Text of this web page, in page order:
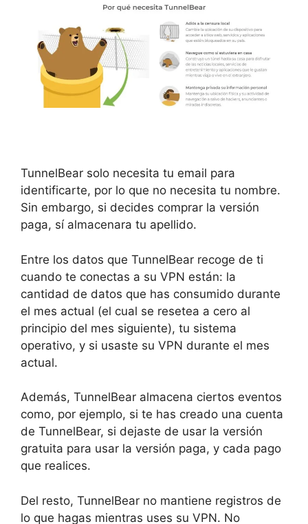
TunnelBear solo necesita tu email para
identificarte, por lo que no necesita tu nombre.
Sin embargo, si decides comprar la versión
paga, sí almacenara tu apellido.
Entre los datos que TunnelBear recoge de ti
cuando te conectas a su VPN están: la
cantidad de datos que has consumido durante
el mes actual (el cual se resetea a cero al
principio del mes siguiente), tu sistema
operativo, y si usaste su VPN durante el mes
actual.
Además, TunnelBear almacena ciertos eventos
como, por ejemplo, si te has creado una cuenta
de TunnelBear, si dejaste de usar la versión
gratuita para usar la versión paga, y cada pago
que realices.
Del resto, TunnelBear no mantiene registros de
lo que hagas mientras uses su VPN. No